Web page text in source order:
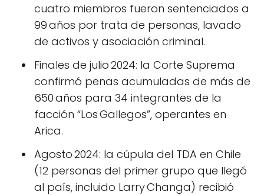
cuatro miembros fueron sentenciados a
99 años por trata de personas, lavado
de activos y asociación criminal.
Finales de julio 2024: la Corte Suprema
confirmó penas acumuladas de más de
650 años para 34 integrantes de la
facción “Los Gallegos”, operantes en
Arica.
Agosto 2024: la cúpula del TDA en Chile
(12 personas del primer grupo que llegó
al país, incluido Larry Changa) recibió